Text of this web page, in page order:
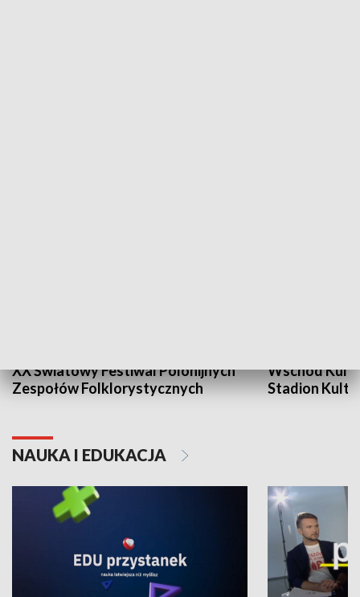
XX Światowy Festiwal Polonijnych
Zespołów Folklorystycznych
Wschód
Stadion
NAUKA I EDUKACJA